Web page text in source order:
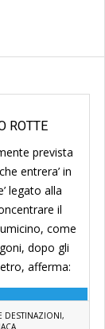
ROTTE
prevista
entrera’ in
legato alla
il
come
dopo gli
afferma:
DESTINAZIONI,